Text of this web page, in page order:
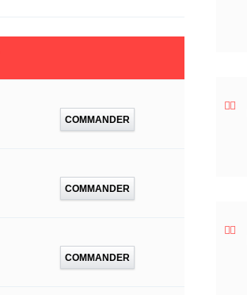
COMMANDER
COMMANDER
COMMANDER